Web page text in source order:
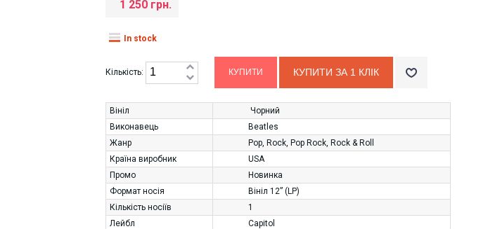
1 250 грн.
In stock
Кількість: КУПИТИ ЗА 1 КЛIК
Вініл
Чорний
Виконавець
Beatles
Жанр
Pop, Rock, Pop Rock, Rock & Roll
Країна виробник
USA
Промо
Новинка
Формат носія
Вініл 12” (LP)
Кількість носіїв
1
Лейбл
Capitol